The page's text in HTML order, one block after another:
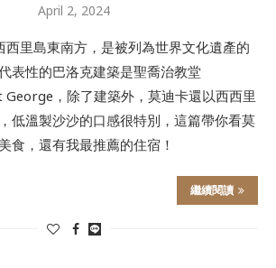
April 2, 2024
西里島東南方，是被列為世界文化遺產的
表性的巴洛克建築是聖喬治教堂
，除了建築外，莫迪卡還以西西里
低溫製沙沙的口感很特別，這篇帶你看莫
食，還有我最推薦的住宿！
繼續閱讀